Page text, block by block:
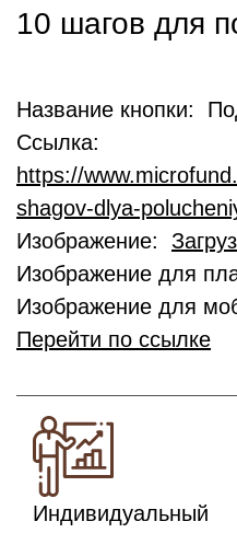
10 шагов для
Название кнопки:
Ссылка:
https://
shagov-dlya-
Изображение:
Изображение для
Изображение для
Перейти по ссылке
Индивидуальный